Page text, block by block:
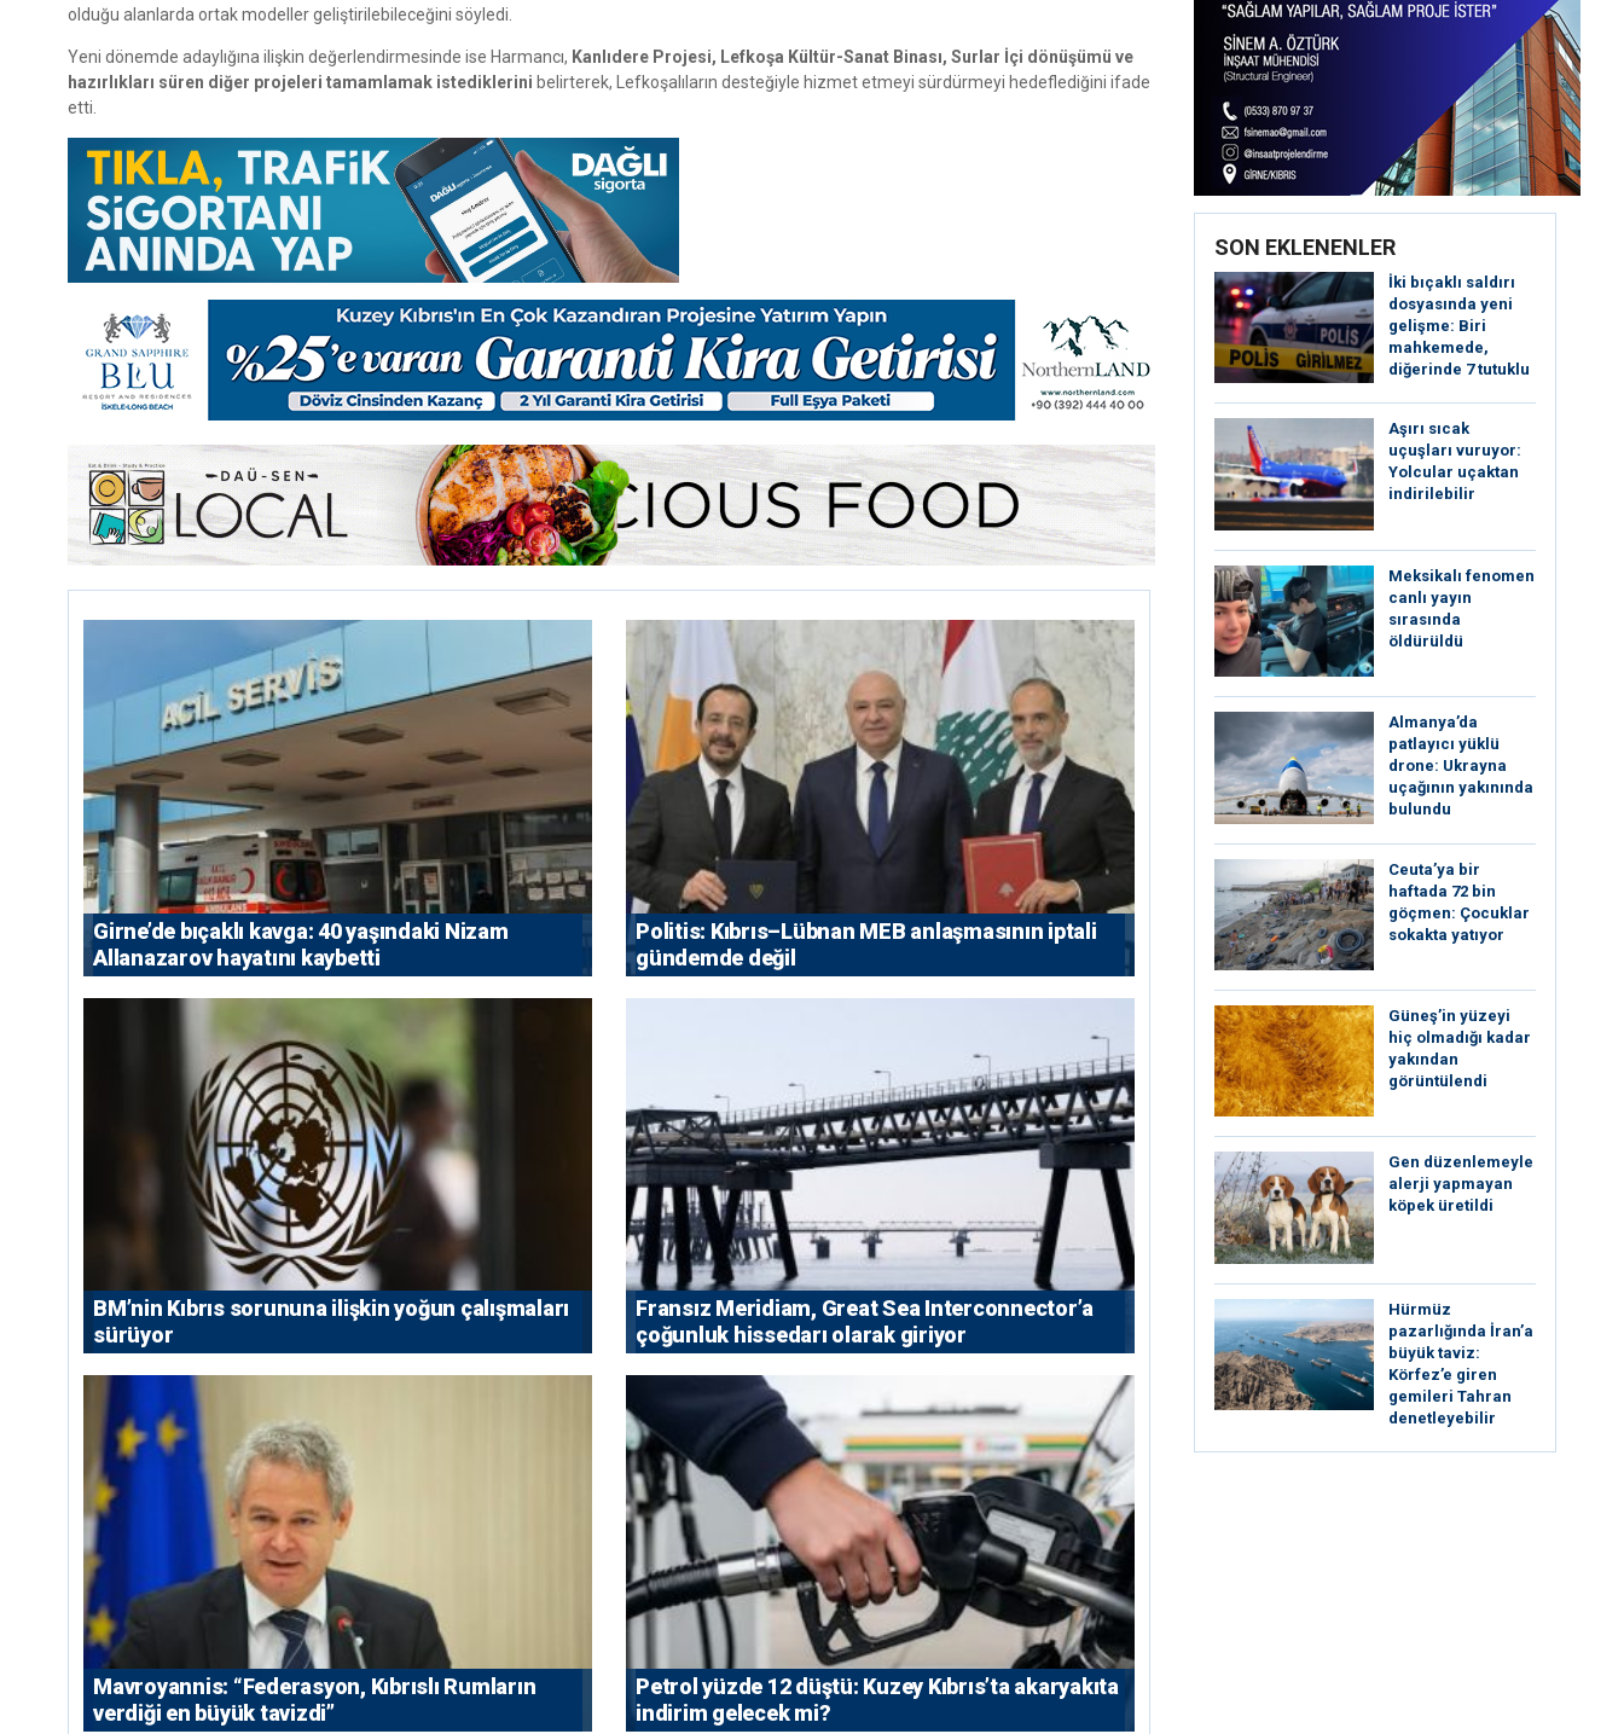
olduğu alanlarda ortak modeller geliştirilebileceğini söyledi.
Yeni dönemde adaylığına ilişkin değerlendirmesinde ise Harmancı, Kanlıdere Projesi, Lefkoşa Kültür-Sanat Binası, Surlar İçi dönüşümü ve
hazırlıkları süren diğer projeleri tamamlamak istediklerini belirterek, Lefkoşalıların desteğiyle hizmet etmeyi sürdürmeyi hedeflediğini ifade
etti.
Girne’de bıçaklı kavga: 40 yaşındaki Nizam
Allanazarov hayatını kaybetti
Politis: Kıbrıs–Lübnan MEB anlaşmasının iptali
gündemde değil
BM’nin Kıbrıs sorununa ilişkin yoğun çalışmaları
sürüyor
Fransız Meridiam, Great Sea Interconnector’a
çoğunluk hissedarı olarak giriyor
Mavroyannis: “Federasyon, Kıbrıslı Rumların
verdiği en büyük tavizdi”
Petrol yüzde 12 düştü: Kuzey Kıbrıs’ta akaryakıta
indirim gelecek mi?
SON EKLENENLER
İki bıçaklı saldırı
dosyasında yeni
gelişme: Biri
mahkemede,
diğerinde 7 tutuklu
Aşırı sıcak
uçuşları vuruyor:
Yolcular uçaktan
indirilebilir
Meksikalı fenomen
canlı yayın
sırasında
öldürüldü
Almanya’da
patlayıcı yüklü
drone: Ukrayna
uçağının yakınında
bulundu
Ceuta’ya bir
haftada 72 bin
göçmen: Çocuklar
sokakta yatıyor
Güneş’in yüzeyi
hiç olmadığı kadar
yakından
görüntülendi
Gen düzenlemeyle
alerji yapmayan
köpek üretildi
Hürmüz
pazarlığında İran’a
büyük taviz:
Körfez’e giren
gemileri Tahran
denetleyebilir